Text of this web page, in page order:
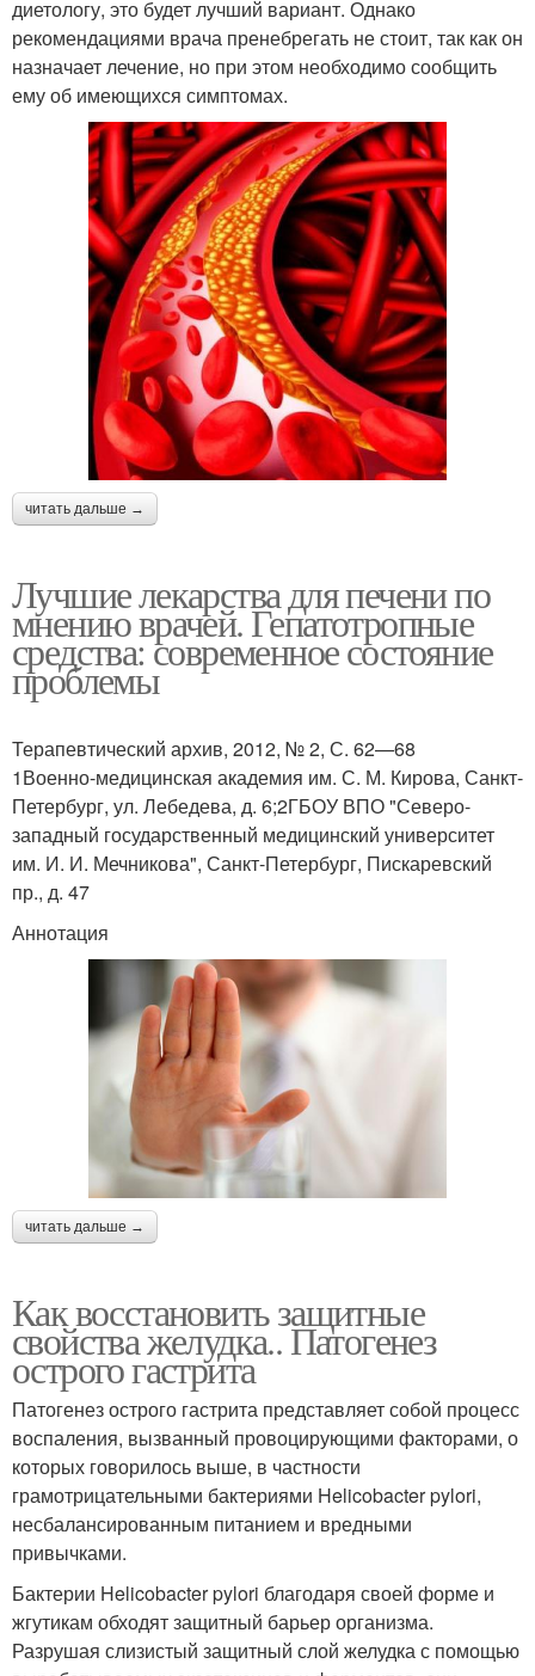
диетологу, это будет лучший вариант. Однако
рекомендациями врача пренебрегать не стоит, так как он
назначает лечение, но при этом необходимо сообщить
ему об имеющихся симптомах.
читать дальше →
Лучшие лекарства для печени по
мнению врачей. Гепатотропные
средства: современное состояние
проблемы
Терапевтический архив, 2012, № 2, С. 62—68
1Военно-медицинская академия им. С. М. Кирова, Санкт-
Петербург, ул. Лебедева, д. 6;2ГБОУ ВПО "Северо-
западный государственный медицинский университет
им. И. И. Мечникова", Санкт-Петербург, Пискаревский
пр., д. 47
Аннотация
читать дальше →
Как восстановить защитные
свойства желудка.. Патогенез
острого гастрита
Патогенез острого гастрита представляет собой процесс
воспаления, вызванный провоцирующими факторами, о
которых говорилось выше, в частности
грамотрицательными бактериями Helicobacter pylori,
несбалансированным питанием и вредными
привычками.
Бактерии Helicobacter pylori благодаря своей форме и
жгутикам обходят защитный барьер организма.
Разрушая слизистый защитный слой желудка с помощью